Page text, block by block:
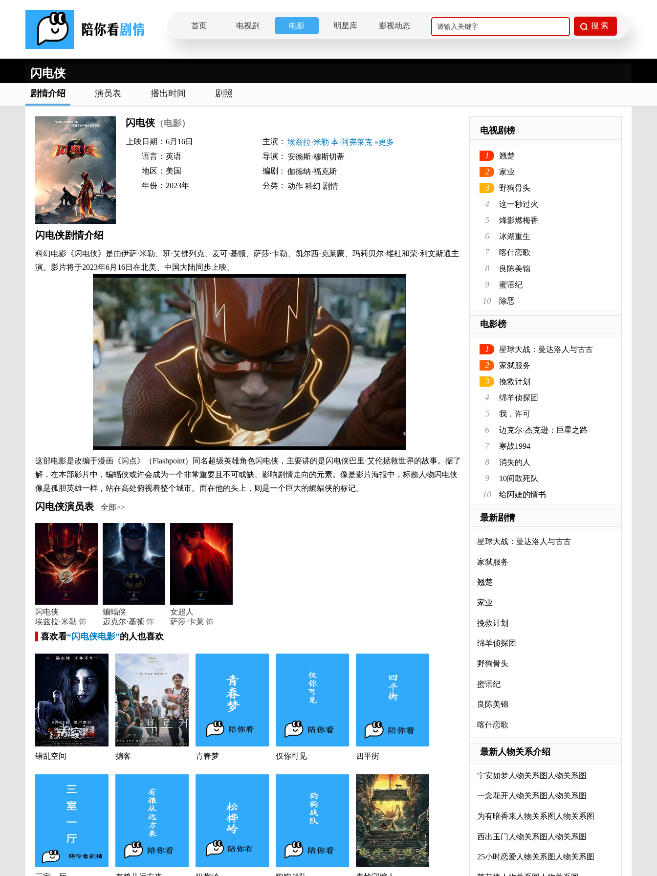
首页 电视剧 电影 明星库 影视动态
闪电侠
剧情介绍 演员表 播出时间 剧照
闪电侠（电影）
上映日期： 6月16日 主演： 埃兹拉·米勒 本·阿弗莱克 »更多
语言： 英语 导演： 安德斯·穆斯切蒂
地区： 美国 编剧： 伽德纳·福克斯
年份： 2023年 分类： 动作 科幻 剧情
闪电侠剧情介绍
科幻电影《闪电侠》是由伊萨·米勒、班·艾佛列克、麦可·基顿、萨莎·卡勒、凯尔西·克莱蒙、玛莉贝尔·维杜和荣·利文斯通主
演。影片将于2023年6月16日在北美、中国大陆同步上映。
这部电影是改编于漫画《闪点》（Flashpoint）同名超级英雄角色闪电侠，主要讲的是闪电侠巴里·艾伦拯救世界的故事。据了
解，在本部影片中，蝙蝠侠或许会成为一个非常重要且不可或缺、影响剧情走向的元素。像是影片海报中，标题人物闪电侠
像是孤胆英雄一样，站在高处俯视着整个城市。而在他的头上，则是一个巨大的蝙蝠侠的标记。
闪电侠演员表 全部>>
闪电侠
埃兹拉·米勒 饰
蝙蝠侠
迈克尔·基顿 饰
女超人
萨莎·卡莱 饰
喜欢看“闪电侠电影”的人也喜欢
错乱空间 掮客 青春梦 仅你可见 四平街
电视剧榜
1 翘楚
2 家业
3 野狗骨头
4 这一秒过火
5 烽影燃梅香
6 冰湖重生
7 喀什恋歌
8 良陈美锦
9 蜜语纪
10 除恶
电影榜
1 星球大战：曼达洛人与古古
2 家弑服务
3 挽救计划
4 绵羊侦探团
5 我，许可
6 迈克尔·杰克逊：巨星之路
7 寒战1994
8 消失的人
9 10间敢死队
10 给阿嬷的情书
最新剧情
星球大战：曼达洛人与古古
家弑服务
翘楚
家业
挽救计划
绵羊侦探团
野狗骨头
蜜语纪
良陈美锦
喀什恋歌
最新人物关系介绍
宁安如梦人物关系图人物关系图
一念花开人物关系图人物关系图
为有暗香来人物关系图人物关系图
西出玉门人物关系图人物关系图
25小时恋爱人物关系图人物关系图